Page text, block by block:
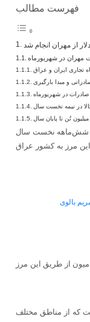
فهرست مطالب
تجاری ایران و عراق
و مبدا بارگیری
تُن تا پایان سال
در شش‌ماهه نخست سال
میلیون و ۱۶۰ هزار تن کالا به ارزش ۶۹۵ میلیون دلار از این مرز به کشور عراق
نقش مهران به‌عنوان مهم‌ترین گذرگاه تجاری ایران و عراق اظهار داشت: روزانه بین ۵۰۰ تا ۶۰۰ کامیون از طریق این مرز
که از مناطق مختلف